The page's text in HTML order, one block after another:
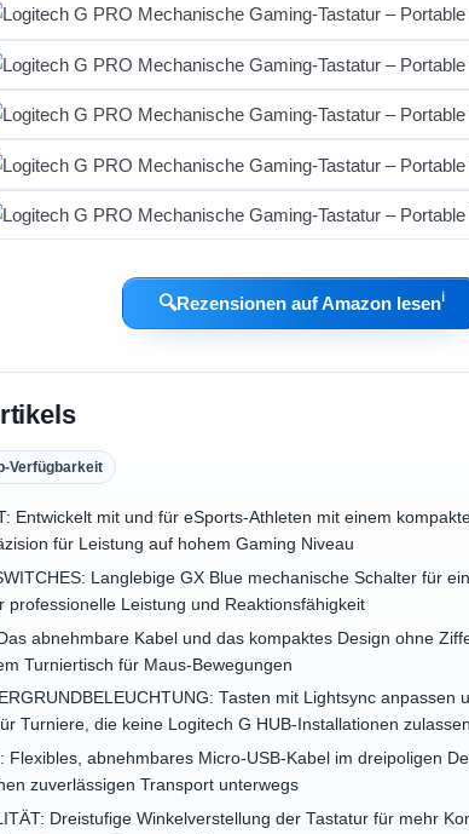
🔍Rezensionen auf Amazon lesenℹ︎
Verfügbarkeit
Entwickelt mit und für eSports-Athleten mit einem
für Leistung auf hohem Gaming Niveau
Langlebige GX Blue mechanische Schalter für
professionelle Leistung und Reaktionsfähigkeit
abnehmbare Kabel und das kompaktes Design ohne
Turniertisch für Maus-Bewegungen
Tasten mit Lightsync
Turniere, die keine Logitech G HUB-Installationen zulassen
Flexibles, abnehmbares Micro-USB-Kabel im dreipoligen
zuverlässigen Transport unterwegs
Dreistufige Winkelverstellung der Tastatur für mehr